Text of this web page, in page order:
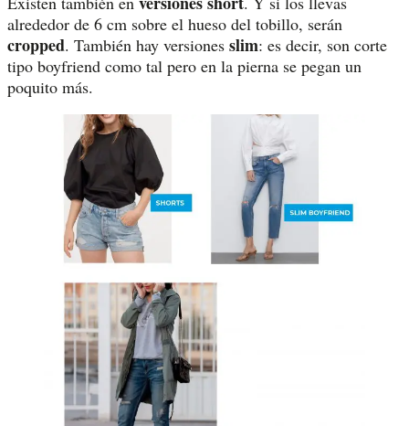
alrededor de 6 cm sobre el hueso del tobillo, serán
cropped. También hay versiones slim: es decir, son corte
tipo boyfriend como tal pero en la pierna se pegan un
poquito más.